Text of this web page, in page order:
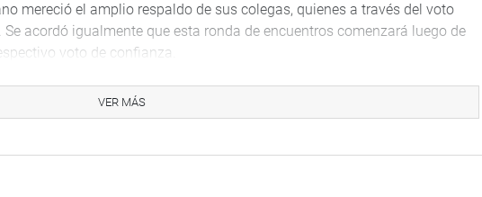
mereció el amplio respaldo de sus colegas, quienes a través del voto
acordó igualmente que esta ronda de encuentros comenzará luego de
voto de confianza.
sesión el parlamentario pidió al Premier Cateriano que se permita la
denominaciones, recordando que había presentado una propuesta de
VER MÁS